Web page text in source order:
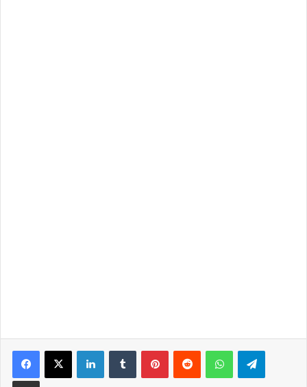
LinkedInTumblrPinterestReddit WhatsApp
Partilhar Via Email